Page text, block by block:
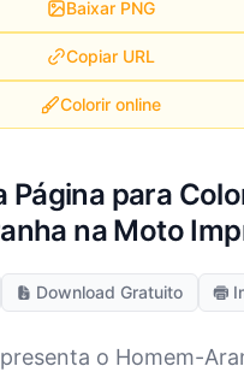
Baixar PNG
Copiar URL
Colorir online
Página para
na Moto
Download Gratuito
o Homem-